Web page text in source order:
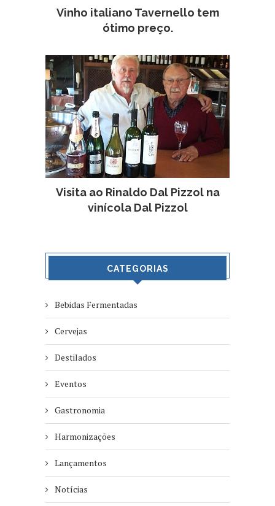
Vinho italiano Tavernello tem
ótimo preço.
Visita ao Rinaldo Dal Pizzol na
vinícola Dal Pizzol
CATEGORIAS
Bebidas Fermentadas
Cervejas
Destilados
Eventos
Gastronomia
Harmonizações
Lançamentos
Notícias